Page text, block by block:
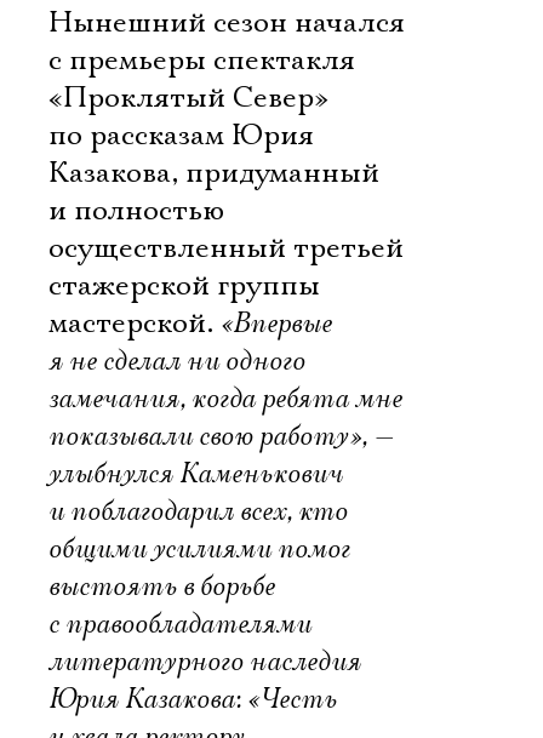
Нынешний сезон начался
с премьеры спектакля
«Проклятый Север»
по рассказам Юрия
Казакова, придуманный
и полностью
осуществленный третьей
стажерской группы
мастерской. «Впервые
я не сделал ни одного
замечания, когда ребята мне
показывали свою работу», —
улыбнулся Каменькович
и поблагодарил всех, кто
общими усилиями помог
выстоять в борьбе
с правообладателями
литературного наследия
Юрия Казакова: «Честь